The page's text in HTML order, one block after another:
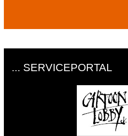
... SERVICEPORTAL